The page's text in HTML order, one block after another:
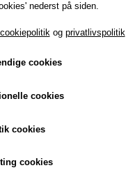
Shop
og barbering
badeforhæng
Blog
Om
d'Oranger (Orangeblomst)
nederst på siden.
cookiepolitikog privatlivspolitik
cookies
cookies
cookies
cookies